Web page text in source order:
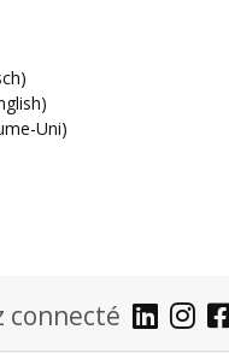
Uni)
connecté